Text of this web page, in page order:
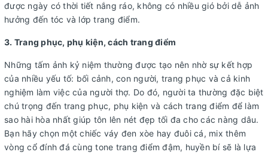
được ngày có thời tiết nắng ráo, không có nhiều gió bởi dễ ảnh
hưởng đến tóc và lớp trang điểm.
3. Trang phục, phụ kiện, cách trang điểm
Những tấm ảnh kỷ niệm thường được tạo nên nhờ sự kết hợp
của nhiều yếu tố: bối cảnh, con người, trang phục và cả kinh
nghiệm làm việc của người thợ. Do đó, người ta thường đặc biệt
chú trọng đến trang phục, phụ kiện và cách trang điểm để làm
sao hài hòa nhất giúp tôn lên nét đẹp tối đa cho các nàng dâu.
Bạn hãy chọn một chiếc váy đen xòe hay đuôi cá, mix thêm
vòng cổ đính đá cùng tone trang điểm đậm, huyền bí sẽ là lựa